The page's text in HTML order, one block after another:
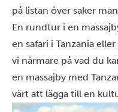
på listan över saker
En rundtur i en
en safari i Tanzania eller
vi närmare på vad du
en massajby med
värt att lägga till en